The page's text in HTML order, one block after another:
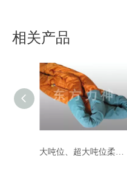
相关产品
大吨位、超大吨位柔性吊带